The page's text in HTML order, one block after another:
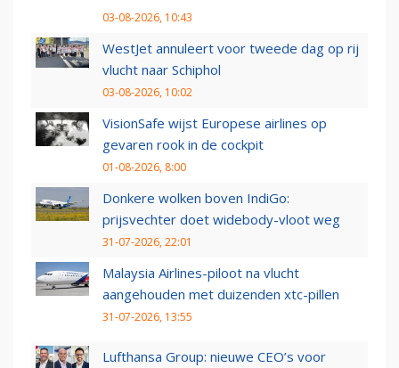
03-08-2026, 10:43
WestJet annuleert voor tweede dag op rij
vlucht naar Schiphol
03-08-2026, 10:02
VisionSafe wijst Europese airlines op
gevaren rook in de cockpit
01-08-2026, 8:00
Donkere wolken boven IndiGo:
prijsvechter doet widebody-vloot weg
31-07-2026, 22:01
Malaysia Airlines-piloot na vlucht
aangehouden met duizenden xtc-pillen
31-07-2026, 13:55
Lufthansa Group: nieuwe CEO’s voor